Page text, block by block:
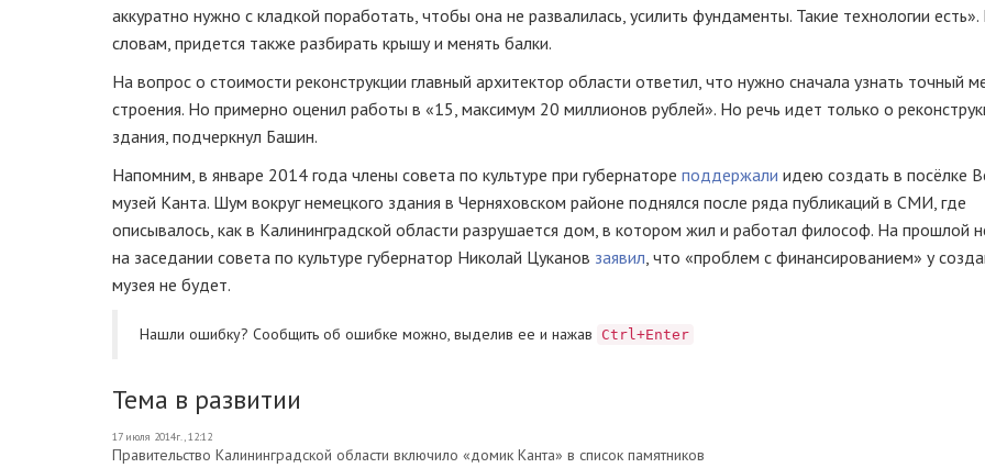
аккуратно нужно с кладкой поработать, чтобы она не развалилась, усилить фундаменты. Такие технологии есть».
словам, придется также разбирать крышу и менять балки.
На вопрос о стоимости реконструкции главный архитектор области ответил, что нужно сначала узнать точный
строения. Но примерно оценил работы в «15, максимум 20 миллионов рублей». Но речь идет только о
здания, подчеркнул Башин.
Напомним, в январе 2014 года члены совета по культуре при губернаторе поддержали идею создать в посёлке
музей Канта. Шум вокруг немецкого здания в Черняховском районе поднялся после ряда публикаций в СМИ, где
описывалось, как в Калининградской области разрушается дом, в котором жил и работал философ. На прошлой
на заседании совета по культуре губернатор Николай Цуканов заявил , что «проблем с финансированием» у
музея не будет.
Нашли ошибку? Cообщить об ошибке можно, выделив ее и нажав Ctrl+Enter
Тема в развитии
17 июля 2014г., 12:12
Правительство Калининградской области включило «домик Канта» в список памятников